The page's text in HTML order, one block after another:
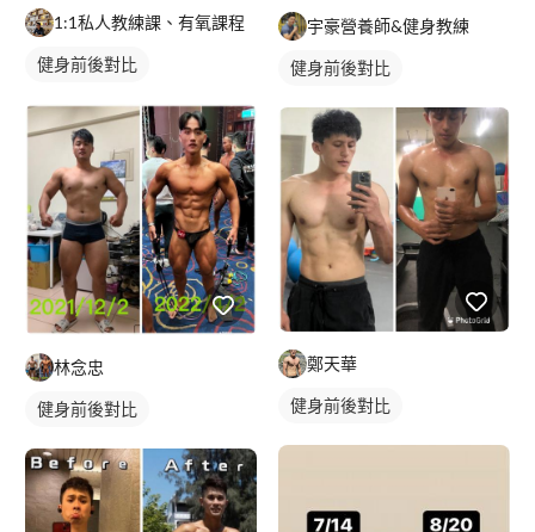
1:1私人教練課、有氧課程
健身前後對比
林念忠
健身前後對比
宇豪營養師&健身教練
健身前後對比
鄭天華
健身前後對比